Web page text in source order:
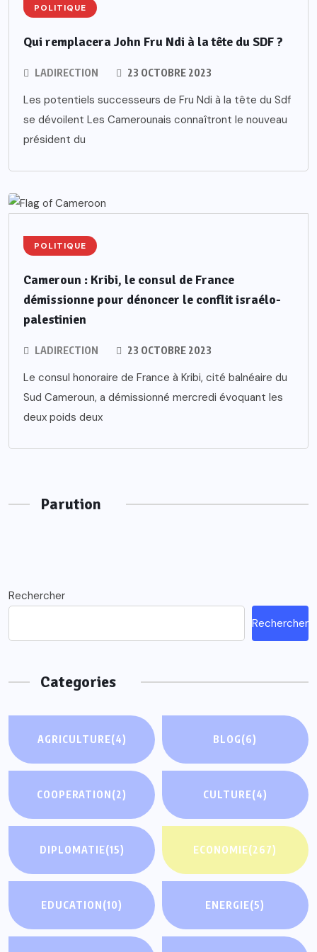
POLITIQUE
Qui remplacera John Fru Ndi à la tête du SDF ?
LADIRECTION 23 OCTOBRE 2023
Les potentiels successeurs de Fru Ndi à la tête du Sdf
se dévoilent Les Camerounais connaîtront le nouveau
président du
POLITIQUE
Cameroun : Kribi, le consul de France
démissionne pour dénoncer le conflit israélo-
palestinien
LADIRECTION 23 OCTOBRE 2023
Le consul honoraire de France à Kribi, cité balnéaire du
Sud Cameroun, a démissionné mercredi évoquant les
deux poids deux
Parution
Rechercher
Rechercher
Categories
AGRICULTURE(4) BLOG(6)
COOPERATION(2) CULTURE(4)
DIPLOMATIE(15) ECONOMIE(267)
EDUCATION(10) ENERGIE(5)